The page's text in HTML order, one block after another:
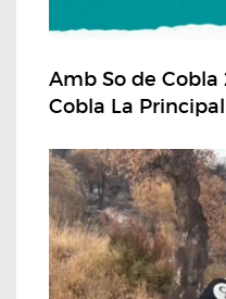
Amb So de
Cobla La